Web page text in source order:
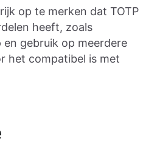
op te merken dat TOTP
heeft, zoals
gebruik op meerdere
het compatibel is met